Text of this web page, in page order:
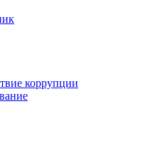
коррупции